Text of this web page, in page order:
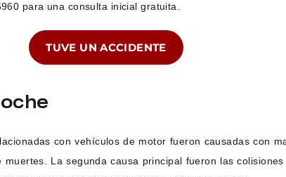
para una consulta inicial gratuita.
TUVE UN ACCIDENTE
con vehículos de motor fueron causadas con
La segunda causa principal fueron las